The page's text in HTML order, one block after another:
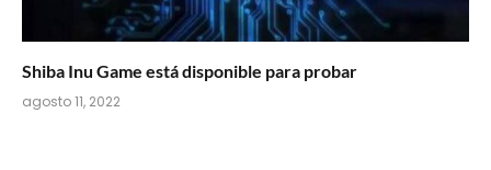
Shiba Inu Game está disponible para probar
agosto 11, 2022